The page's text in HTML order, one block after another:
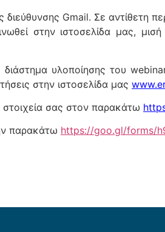
διεύθυνσης Gmail. Σε αντίθετη
στην ιστοσελίδα μας,
υλοποίησης του
στην ιστοσελίδα μας
σας στον παρακάτω
παρακάτω https://goo.gl/forms/